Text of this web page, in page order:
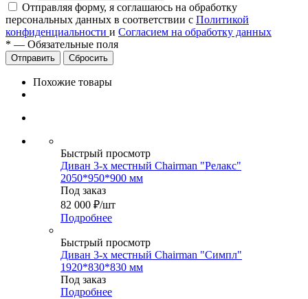
Отправляя форму, я соглашаюсь на обработку
персональных данных в соответствии с Политикой
конфиденциальности и Согласием на обработку данных
* — Обязательные поля
Сбросить
Похожие товары
Быстрый просмотр
Диван 3-х местный Chairman "Релакс"
2050*950*900 мм
Под заказ
82 000 ₽/шт
Подробнее
Быстрый просмотр
Диван 3-х местный Chairman "Симпл"
1920*830*830 мм
Под заказ
Подробнее